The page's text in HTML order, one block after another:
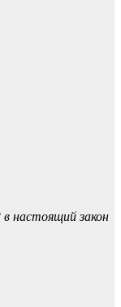
настоящий закон